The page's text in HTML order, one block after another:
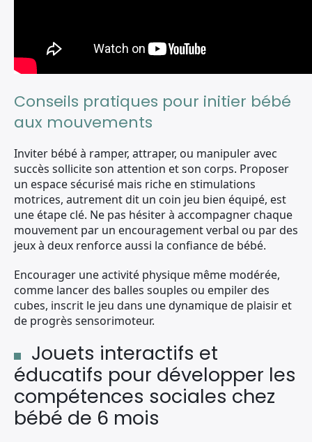
Conseils pratiques pour initier bébé
aux mouvements
Inviter bébé à ramper, attraper, ou manipuler avec
succès sollicite son attention et son corps. Proposer
un espace sécurisé mais riche en stimulations
motrices, autrement dit un coin jeu bien équipé, est
une étape clé. Ne pas hésiter à accompagner chaque
mouvement par un encouragement verbal ou par des
jeux à deux renforce aussi la confiance de bébé.
Encourager une activité physique même modérée,
comme lancer des balles souples ou empiler des
cubes, inscrit le jeu dans une dynamique de plaisir et
de progrès sensorimoteur.
Jouets interactifs et
éducatifs pour développer les
compétences sociales chez
bébé de 6 mois